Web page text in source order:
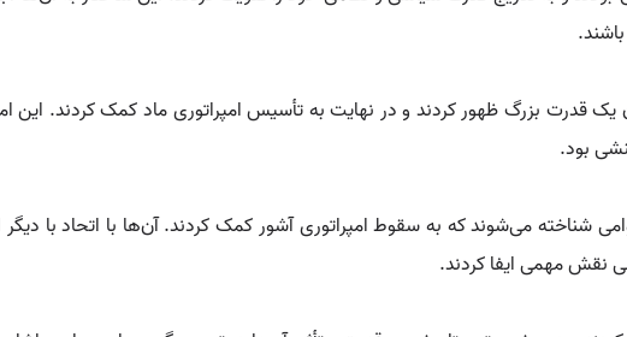
یک قدرت بزرگ ظهور کردند و در نهایت به تأسیس امپراتوری ماد کمک کردند. این
بود.
شناخته می‌شوند که به سقوط امپراتوری آشور کمک کردند. آن‌ها با اتحاد با
نقش مهمی ایفا کردند.